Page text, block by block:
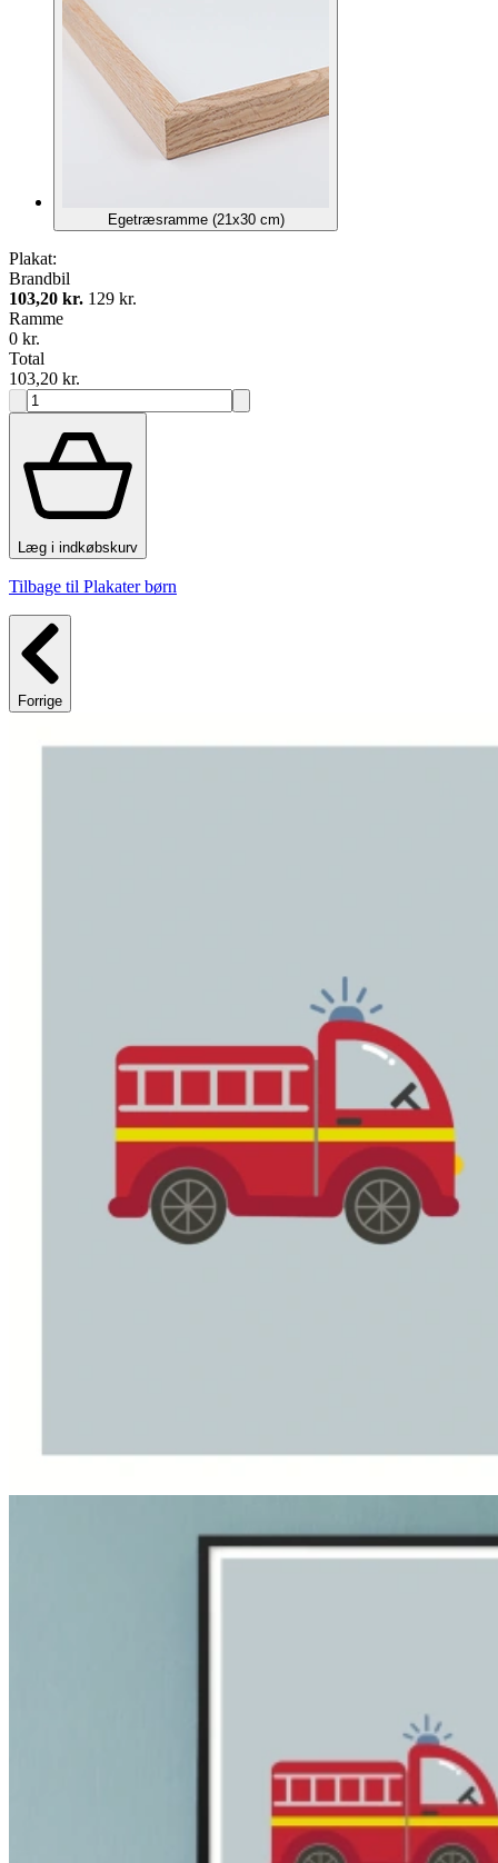
Egetræsramme (21x30 cm)
Plakat:
Brandbil
103,20 kr. 129 kr.
Ramme
0 kr.
Total
103,20 kr.
Læg i indkøbskurv
Tilbage til Plakater børn
Forrige